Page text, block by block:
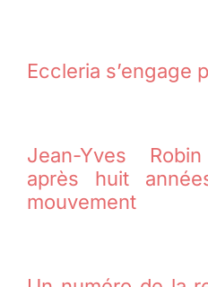
Eccleria s’engage
Jean-Yves
après huit
mouvement